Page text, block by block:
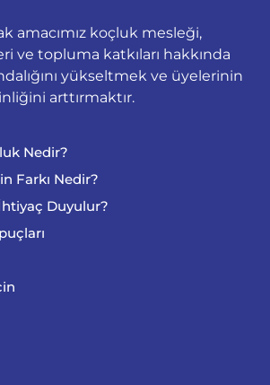
amacımız koçluk mesleği,
ve topluma katkıları hakkında
yükseltmek ve üyelerinin
arttırmaktır.
Nedir?
Farkı Nedir?
Duyulur?